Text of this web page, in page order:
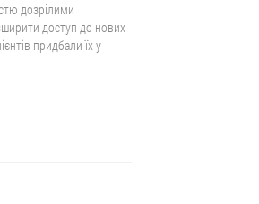
дозрілими
доступ до нових
придбали їх у